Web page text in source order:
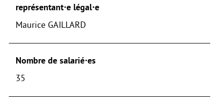
représentant⋅e légal⋅e
Maurice GAILLARD
Nombre de salarié⋅es
35